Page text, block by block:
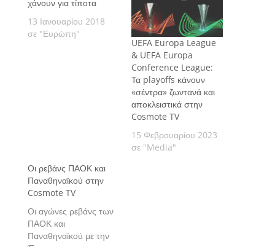
χάνουν για τίποτα
13 Ιανουαρίου 2018
σε "Ευρώπη"
UEFA Europa League
& UEFA Europa
Conference League:
Τα playoffs κάνουν
«σέντρα» ζωντανά και
αποκλειστικά στην
Cosmote TV
15 Φεβρουαρίου 2023
σε "Media"
Οι ρεβάνς ΠΑΟΚ και
Παναθηναϊκού στην
Cosmote TV
Οι αγώνες ρεβάνς των
ΠΑΟΚ και
Παναθηναϊκού με την